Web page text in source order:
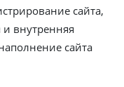
сайта,
внутренняя
сайта